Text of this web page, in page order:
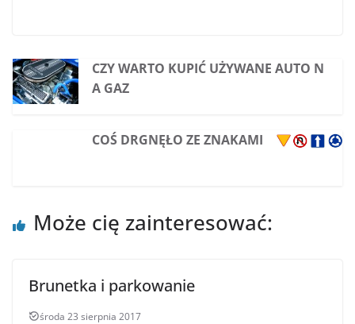
CZY WARTO KUPIĆ UŻYWANE AUTO N
A GAZ
COŚ DRGNĘŁO ZE ZNAKAMI
Może cię zainteresować:
Brunetka i parkowanie
środa 23 sierpnia 2017